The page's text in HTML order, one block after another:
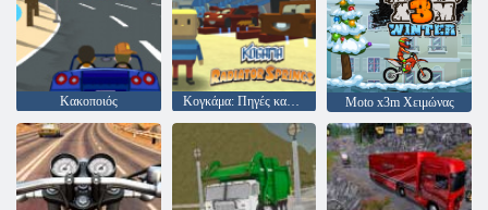
Κακοποιός Κογκάμα: Πηγές καλοριφέρ Moto x3m Χειμώνας